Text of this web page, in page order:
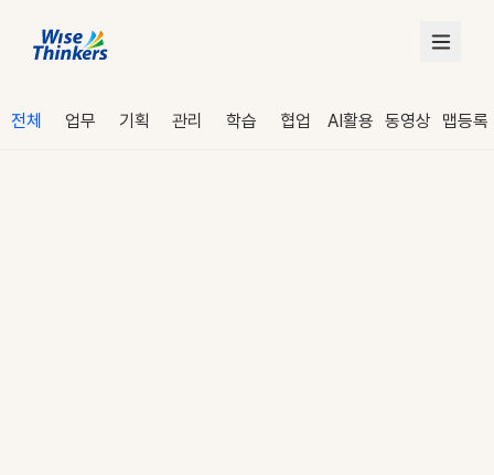
전체 업무 기획 관리 학습 협업 AI활용 동영상 맵등록